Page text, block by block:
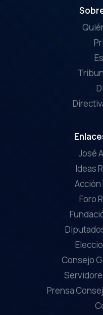
José
Ideas
Foro
Consejo
Prensa